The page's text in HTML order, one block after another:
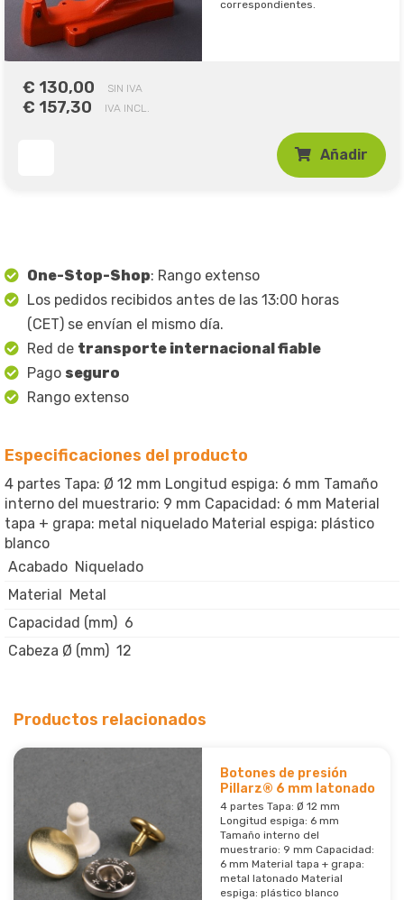
correspondientes.
€ 130,00 SIN IVA
€ 157,30 IVA INCL.
Añadir
One-Stop-Shop: Rango extenso
Los pedidos recibidos antes de las 13:00 horas
(CET) se envían el mismo día.
Red de transporte internacional fiable
Pago seguro
Rango extenso
Especificaciones del producto
4 partes Tapa: Ø 12 mm Longitud espiga: 6 mm Tamaño
interno del muestrario: 9 mm Capacidad: 6 mm Material
tapa + grapa: metal niquelado Material espiga: plástico
blanco
Acabado Niquelado
Material Metal
Capacidad (mm) 6
Cabeza Ø (mm) 12
Productos relacionados
Botones de presión
Pillarz® 6 mm latonado
4 partes Tapa: Ø 12 mm
Longitud espiga: 6 mm
Tamaño interno del
muestrario: 9 mm Capacidad:
6 mm Material tapa + grapa:
metal latonado Material
espiga: plástico blanco